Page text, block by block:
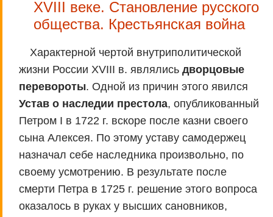
XVIII веке. Становление русского
общества. Крестьянская война
Характерной чертой внутриполитической
жизни России XVIII в. являлись дворцовые
перевороты. Одной из причин этого явился
Устав о наследии престола, опубликованный
Петром I в 1722 г. вскоре после казни своего
сына Алексея. По этому уставу самодержец
назначал себе наследника произвольно, по
своему усмотрению. В результате после
смерти Петра в 1725 г. решение этого вопроса
оказалось в руках у высших сановников,